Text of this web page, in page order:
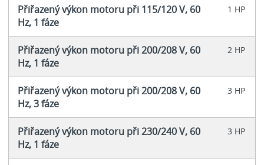
Přiřazený výkon motoru při 115/120 V, 60
Hz, 1 fáze
1 HP
Přiřazený výkon motoru při 200/208 V, 60
Hz, 1 fáze
2 HP
Přiřazený výkon motoru při 200/208 V, 60
Hz, 3 fáze
3 HP
Přiřazený výkon motoru při 230/240 V, 60
Hz, 1 fáze
3 HP